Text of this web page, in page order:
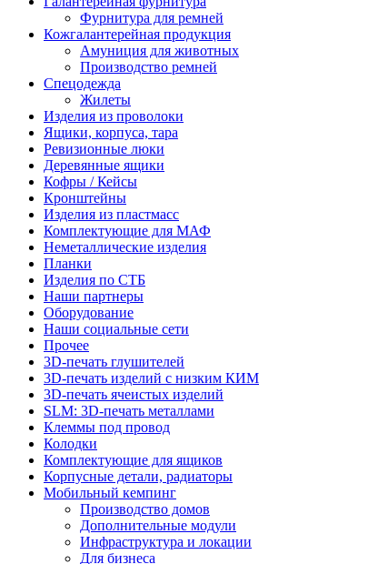
Фурнитура для ремней
Кожгалантерейная продукция
Амуниция для животных
Производство ремней
Спецодежда
Жилеты
Изделия из проволоки
Ящики, корпуса, тара
Ревизионные люки
Деревянные ящики
Кофры / Кейсы
Кронштейны
Изделия из пластмасс
Комплектующие для МАФ
Неметаллические изделия
Планки
Изделия по СТБ
Наши партнеры
Оборудование
Наши социальные сети
Прочее
3D-печать глушителей
3D-печать изделий с низким КИМ
3D-печать ячеистых изделий
SLM: 3D-печать металлами
Клеммы под провод
Колодки
Комплектующие для ящиков
Корпусные детали, радиаторы
Мобильный кемпинг
Производство домов
Дополнительные модули
Инфраструктура и локации
Для бизнеса